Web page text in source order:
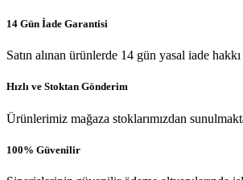
14 Gün İade Garantisi
Satın alınan ürünlerde 14 gün yasal iade
Hızlı ve Stoktan Gönderim
Ürünlerimiz mağaza stoklarımızdan
100% Güvenilir